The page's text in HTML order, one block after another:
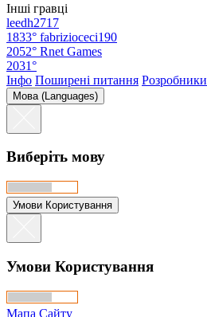
Інші гравці
leedh2717
1833° fabrizioceci190
2052° Rnet Games
2031°
Інфо Поширені питання Розробники
Мова (Languages)
Виберіть мову
Умови Користування
Умови Користування
Мапа Сайту